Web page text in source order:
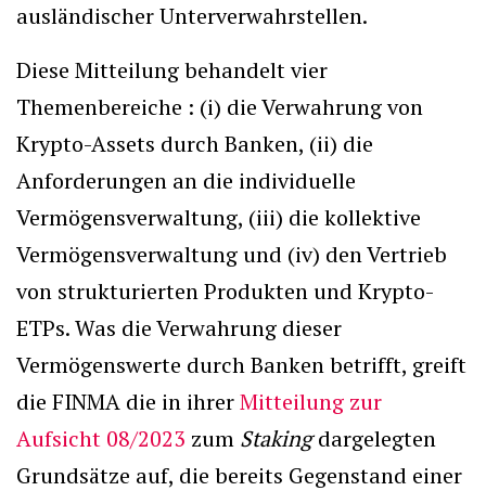
ausländischer Unterverwahrstellen.
Diese Mitteilung behandelt vier
Themenbereiche : (i) die Verwahrung von
Krypto-Assets durch Banken, (ii) die
Anforderungen an die individuelle
Vermögensverwaltung, (iii) die kollektive
Vermögensverwaltung und (iv) den Vertrieb
von strukturierten Produkten und Krypto-
ETPs. Was die Verwahrung dieser
Vermögenswerte durch Banken betrifft, greift
die FINMA die in ihrerMitteilung zur
Aufsicht 08/2023 zum Stakingdargelegten
Grundsätze auf, die bereits Gegenstand einer